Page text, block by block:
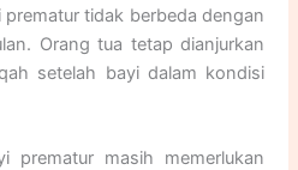
tidak berbeda dengan
Orang tua tetap dianjurkan
setelah bayi dalam kondisi
prematur masih memerlukan